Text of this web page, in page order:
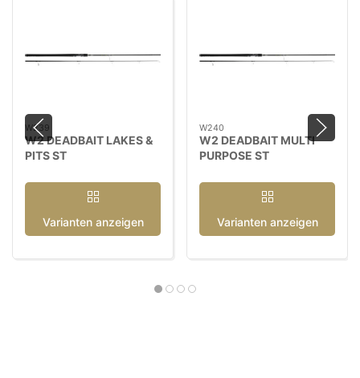
W239
W2 DEADBAIT LAKES &
PITS ST
Varianten anzeigen
W240
W2 DEADBAIT MULTI
PURPOSE ST
Varianten anzeigen